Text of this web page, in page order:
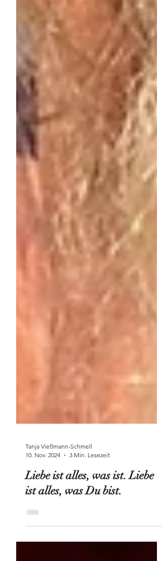
Tanja Vießmann-Schmell
10. Nov. 2024
3 Min. Lesezeit
Liebe ist alles, was ist. Liebe
ist alles, was Du bist.